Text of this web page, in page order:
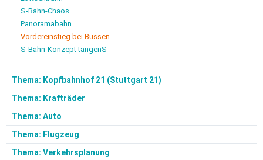
S-Bahn-Chaos
Panoramabahn
Vordereinstieg bei Bussen
S-Bahn-Konzept tangenS
Thema: Kopfbahnhof 21 (Stuttgart 21)
Thema: Krafträder
Thema: Auto
Thema: Flugzeug
Thema: Verkehrsplanung